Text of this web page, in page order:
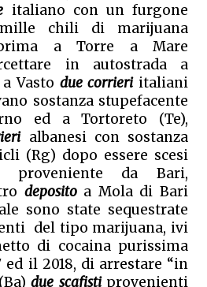
italiano con un furgone
chili di marijuana
a Torre a Mare
in autostrada a
Vasto due corrieri italiani
sostanza stupefacente
ed a Tortoreto (Te),
albanesi con sostanza
(Rg) dopo essere scesi
proveniente da Bari,
deposito a Mola di Bari
sono state sequestrate
del tipo marijuana, ivi
di cocaina purissima
ed il 2018, di arrestare “in
due scafisti provenienti